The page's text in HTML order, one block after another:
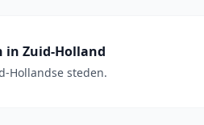
in Zuid-Holland
Hollandse steden.